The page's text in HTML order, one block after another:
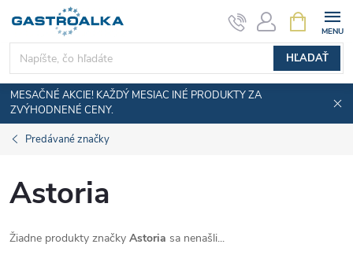
obsah
HĽADAŤ
KOŠÍK
MESAČNÉ AKCIE! KAŽDÝ MESIAC INÉ PRODUKTY ZA
ZVÝHODNENÉ CENY.
Predávané značky
Astoria
Žiadne produkty značky Astoria sa nenašli...